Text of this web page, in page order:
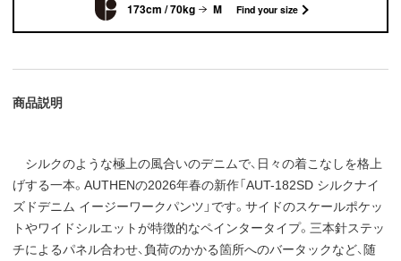
173cm / 70kg M Find your size
商品説明
シルクのような極上の風合いのデニムで、日々の着こなしを格上
げする一本。AUTHENの2026年春の新作「AUT-182SD シルクナイ
ズドデニム イージーワークパンツ」です。サイドのスケールポケッ
トやワイドシルエットが特徴的なペインタータイプ。三本針ステッ
チによるパネル合わせ、負荷のかかる箇所へのバータックなど、随